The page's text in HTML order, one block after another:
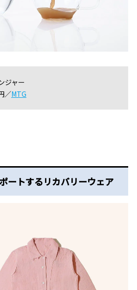
ジャー
／MTG
ートするリカバリーウェア